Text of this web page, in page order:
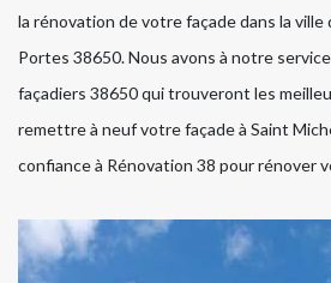
la rénovation de votre façade dans la ville
Portes 38650. Nous avons à notre
façadiers 38650 qui trouveront les
remettre à neuf votre façade à Saint
confiance à Rénovation 38 pour rénover